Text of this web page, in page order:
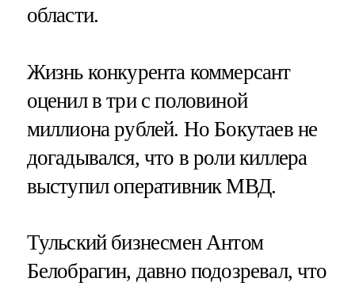
области.
Жизнь конкурента коммерсант
оценил в три с половиной
миллиона рублей. Но Бокутаев не
догадывался, что в роли киллера
выступил оперативник МВД.
Тульский бизнесмен Антом
Белобрагин, давно подозревал, что